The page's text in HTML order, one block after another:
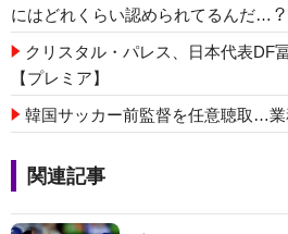
にはどれくらい認められてるんだ…
クリスタル・パレス、日本代表DF
【プレミア】
韓国サッカー前監督を任意聴取…
関連記事